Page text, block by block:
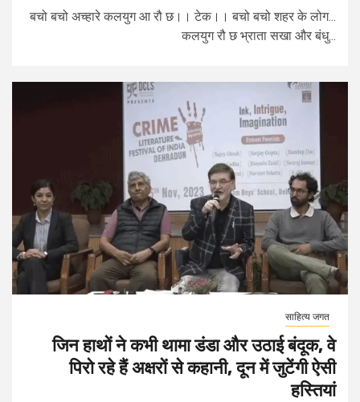
बचो बचो अच्हारे कलयुग आ रौ छ।। टेक।। बचो बचो शहर के लोग...
कलयुग रौ छ भ्राता सखा और बंधु...
साहित्य जगत
जिन हाथों ने कभी थामा डंडा और उठाई बंदूक, वे
पिरो रहे हैं अक्षरों से कहानी, दून में जुटेंगी ऐसी
हस्तियां